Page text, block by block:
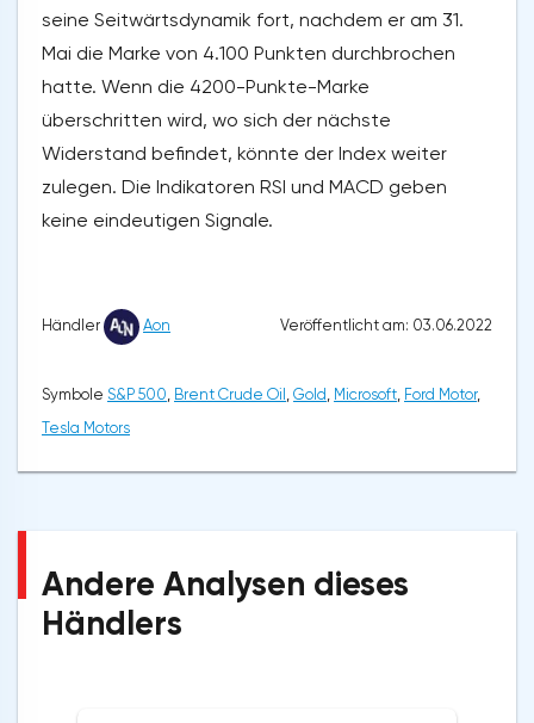
seine Seitwärtsdynamik fort, nachdem er am 31.
Mai die Marke von 4.100 Punkten durchbrochen
hatte. Wenn die 4200-Punkte-Marke
überschritten wird, wo sich der nächste
Widerstand befindet, könnte der Index weiter
zulegen. Die Indikatoren RSI und MACD geben
keine eindeutigen Signale.
Händler Aon Veröffentlicht am: 03.06.2022
Symbole S&P 500, Brent Crude Oil , Gold , Microsoft, Ford Motor,
Tesla Motors
Andere Analysen dieses
Händlers